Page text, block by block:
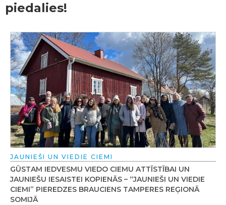
piedalies!
JAUNIEŠI UN VIEDIE CIEMI
GŪSTAM IEDVESMU VIEDO CIEMU ATTĪSTĪBAI UN
JAUNIEŠU IESAISTEI KOPIENĀS – “JAUNIEŠI UN VIEDIE
CIEMI” PIEREDZES BRAUCIENS TAMPERES REĢIONĀ
SOMIJĀ